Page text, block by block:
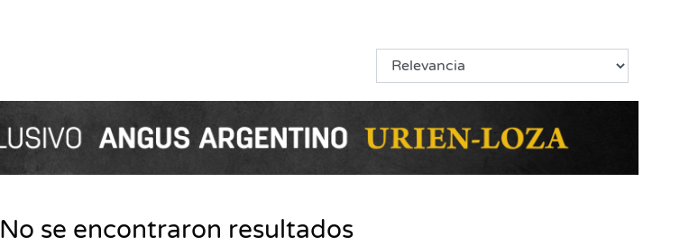
No se encontraron resultados